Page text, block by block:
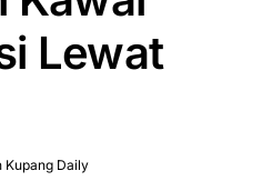
Lewat
Kupang Daily